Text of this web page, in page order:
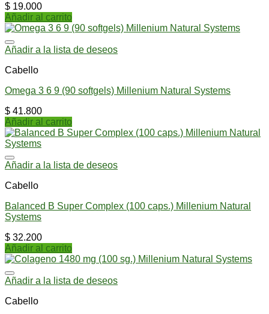
$ 19.000
Añadir al carrito
Añadir a la lista de deseos
Cabello
Omega 3 6 9 (90 softgels) Millenium Natural Systems
$ 41.800
Añadir al carrito
Añadir a la lista de deseos
Cabello
Balanced B Super Complex (100 caps.) Millenium Natural
Systems
$ 32.200
Añadir al carrito
Añadir a la lista de deseos
Cabello